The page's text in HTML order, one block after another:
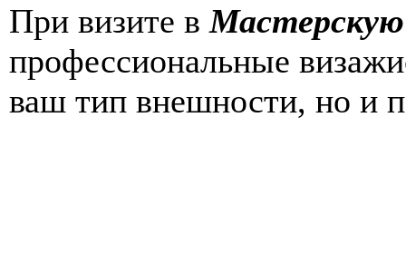
При визите в
профессиональные
ваш тип внешности, но и